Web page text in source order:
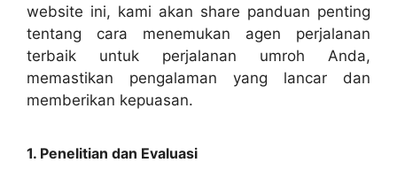
website ini, kami akan share panduan penting
tentang cara menemukan agen perjalanan
terbaik untuk perjalanan umroh Anda,
memastikan pengalaman yang lancar dan
memberikan kepuasan.
1. Penelitian dan Evaluasi